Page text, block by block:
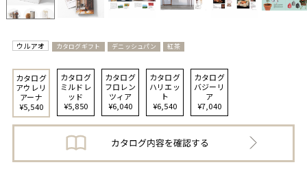
ウルアオ カタログギフト デニッシュパン 紅茶
カタログ
アウレリ
アーナ
¥5,540
カタログ
ミルドレ
ッド
¥5,850
カタログ
フロレン
ツィア
¥6,040
カタログ
ハリエッ
ト
¥6,540
カタログ
バジーリ
ア
¥7,040